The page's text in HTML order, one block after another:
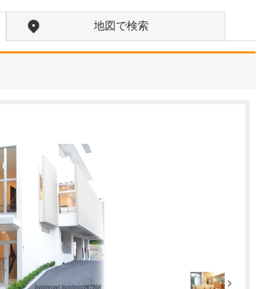
地図で検索
当院の強みのひとつは、
宅療養を支える体制が整
り、…